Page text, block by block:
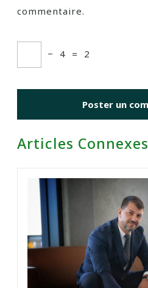
commentaire.
− 4 = 2
Articles Connexes